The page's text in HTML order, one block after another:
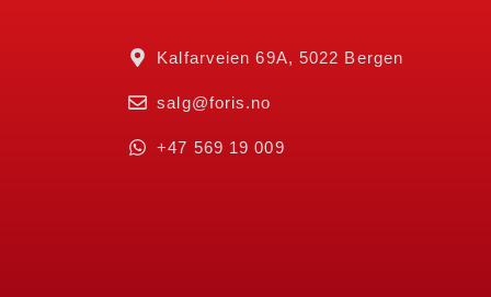
Kalfarveien 69A, 5022 Bergen
salg@foris.no
+47 569 19 009